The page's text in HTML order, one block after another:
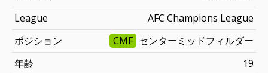
League
AFC Champions League
ポジション
CMF センターミッドフィルダー
年齢
19